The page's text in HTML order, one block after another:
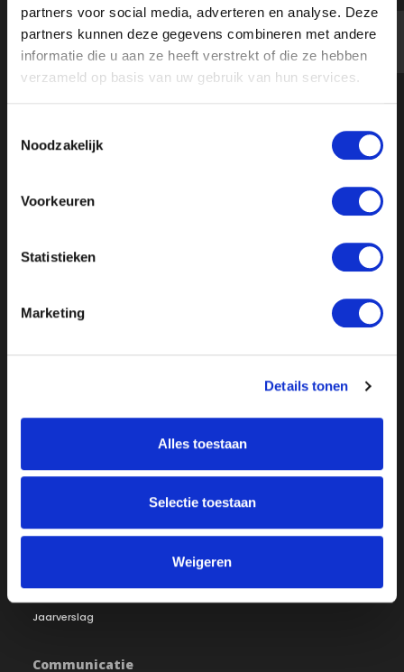
partners voor social media, adverteren en analyse. Deze
partners kunnen deze gegevens combineren met andere
informatie die u aan ze heeft verstrekt of die ze hebben
verzameld op basis van uw gebruik van hun services.
Noodzakelijk
Voorkeuren
Statistieken
Marketing
Details tonen
Alles toestaan
Selectie toestaan
Weigeren
Word lid
Doneer
Steunbetuigingen
Vacatures
Raad van Toezicht
Jaarverslag
Openbare registers
Communicatie